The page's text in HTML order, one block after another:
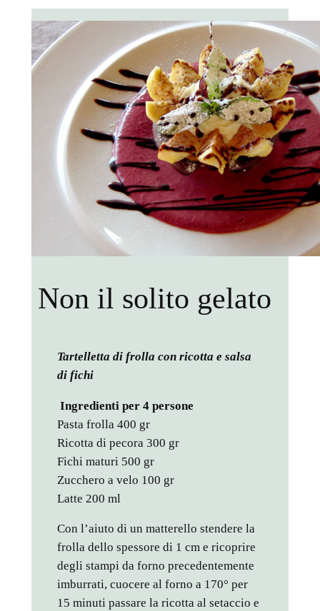
Non il solito gelato
Tartelletta di frolla con ricotta e salsa
di fichi
Ingredienti per 4 persone
Pasta frolla 400 gr
Ricotta di pecora 300 gr
Fichi maturi 500 gr
Zucchero a velo 100 gr
Latte 200 ml
Con l’aiuto di un matterello stendere la
frolla dello spessore di 1 cm e ricoprire
degli stampi da forno precedentemente
imburrati, cuocere al forno a 170° per
15 minuti passare la ricotta al setaccio e